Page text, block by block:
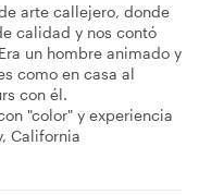
arte callejero, donde
calidad y nos contó
un hombre animado y
como en casa al
con él.
"color" y experiencia
California